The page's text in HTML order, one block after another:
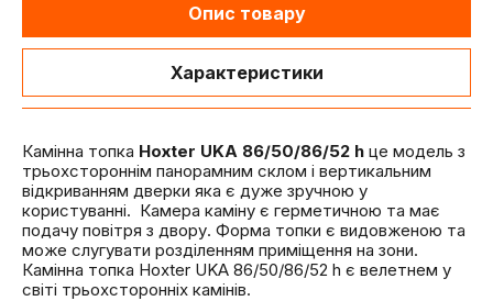
Опис товару
Характеристики
Камінна топка Hoxter UKA 86/50/86/52 h це модель з
трьохстороннім панорамним склом і вертикальним
відкриванням дверки яка є дуже зручною у
користуванні. Камера каміну є герметичною та має
подачу повітря з двору. Форма топки є видовженою та
може слугувати розділенням приміщення на зони.
Камінна топка Hoxter UKA 86/50/86/52 h є велетнем у
світі трьохсторонніх камінів.